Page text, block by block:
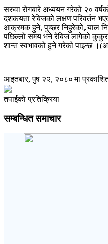
सरुवा रोगबारे अध्ययन गरेको २०
दशकयता रेबिजको लक्षण परिवर्तन
आक्रमक हुने, पुच्छर निहुरेको, र्‍याल
पछिल्लो समय भने रेबिज लागेको
शान्त स्वभावको हुने गरेको पाइन्छ
आइतबार, पुष २२, २०८० मा
तपाईको प्रतिक्रिया
सम्बन्धित समाचार